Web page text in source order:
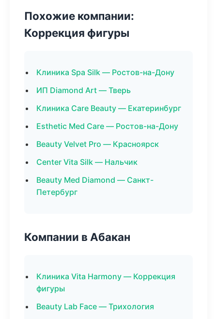
Похожие компании:
Коррекция фигуры
Клиника Spa Silk — Ростов-на-Дону
ИП Diamond Art — Тверь
Клиника Care Beauty — Екатеринбург
Esthetic Med Care — Ростов-на-Дону
Beauty Velvet Pro — Красноярск
Center Vita Silk — Нальчик
Beauty Med Diamond — Санкт-
Петербург
Компании в Абакан
Клиника Vita Harmony — Коррекция
фигуры
Beauty Lab Face — Трихология